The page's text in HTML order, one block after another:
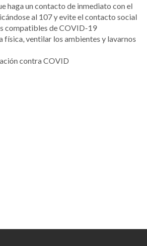
haga un contacto de inmediato con el
al 107 y evite el contacto social
compatibles de COVID-19
física, ventilar los ambientes y lavarnos
contra COVID